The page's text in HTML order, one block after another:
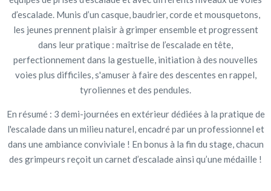
d’escalade. Munis d’un casque, baudrier, corde et mousquetons,
les jeunes prennent plaisir à grimper ensemble et progressent
dans leur pratique : maîtrise de l’escalade en tête,
perfectionnement dans la gestuelle, initiation à des nouvelles
voies plus difficiles, s'amuser à faire des descentes en rappel,
tyroliennes et des pendules.
En résumé : 3 demi-journées en extérieur dédiées à la pratique de
l'escalade dans un milieu naturel, encadré par un professionnel et
dans une ambiance conviviale ! En bonus à la fin du stage, chacun
des grimpeurs reçoit un carnet d’escalade ainsi qu’une médaille !